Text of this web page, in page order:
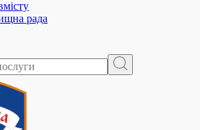
рада